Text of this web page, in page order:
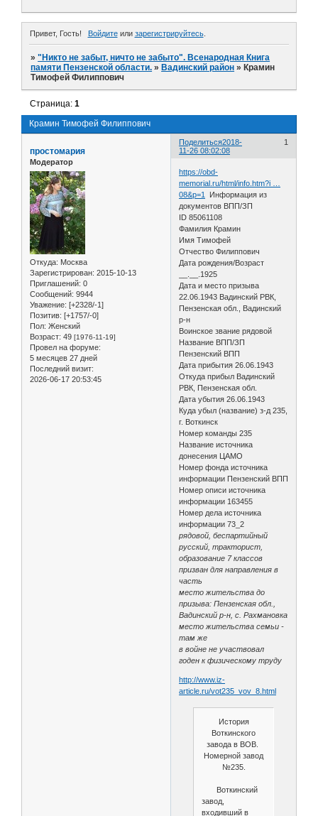
Привет, Гость! Войдитеили зарегистрируйтесь.
»"Никто не забыт, ничто не забыто". Всенародная Книга
памяти Пензенской области. » Вадинский район » Крамин
Тимофей Филиппович
Крамин Тимофей Филиппович
Страница:1
Поделиться 1
2018-
11-26 08:02:08
простомария
Модератор
Откуда: Москва
Зарегистрирован: 2015-10-13
Приглашений: 0
Сообщений: 9944
Уважение: [+2328/-1]
Позитив: [+1757/-0]
Пол: Женский
Возраст: 49 [1976-11-19]
Провел на форуме:
5 месяцев 27 дней
Последний визит:
2026-06-17 20:53:45
https://obd-
memorial.ru/html/info.htm?i …
08&p=1
Информация из
документов ВПП/ЗП
ID 85061108
Фамилия Крамин
Имя Тимофей
Отчество Филиппович
Дата рождения/Возраст
__.__.1925
Дата и место призыва
22.06.1943 Вадинский РВК,
Пензенская обл., Вадинский
р-н
Воинское звание рядовой
Название ВПП/ЗП
Пензенский ВПП
Дата прибытия 26.06.1943
Откуда прибыл Вадинский
РВК, Пензенская обл.
Дата убытия 26.06.1943
Куда убыл (название) з-д 235,
г. Воткинск
Номер команды 235
Название источника
донесения ЦАМО
Номер фонда источника
информации Пензенский ВПП
Номер описи источника
информации 163455
Номер дела источника
информации 73_2
рядовой, беспартийный
русский, тракторист,
образование 7 классов
призван для направления в
часть
место жительства до
призыва: Пензенская обл.,
Вадинский р-н, с. Рахмановка
место жительства семьи -
там же
в войне не участвовал
годен к физическому труду
http://www.iz-
article.ru/vot235_vov_8.html
История
Воткинского
завода в ВОВ.
Номерной завод
№235.
Воткинский
завод,
входивший в